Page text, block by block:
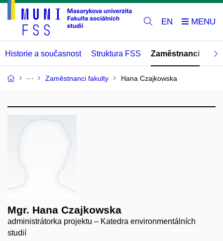
EN
Historie a současnost Struktura FSS Zaměstnanci
Zaměstnanci fakulty Hana Czajkowska
Mgr. Hana Czajkowska
administrátorka projektu – Katedra environmentálních
studií